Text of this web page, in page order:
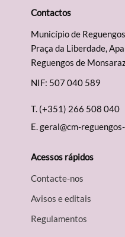
Contactos
Município de
Praça da Liberdade,
Reguengos de
NIF: 507 040 589
T. (+351) 266 508 040
E.geral@cm-
Acessos rápidos
Contacte-nos
Avisos e editais
Regulamentos